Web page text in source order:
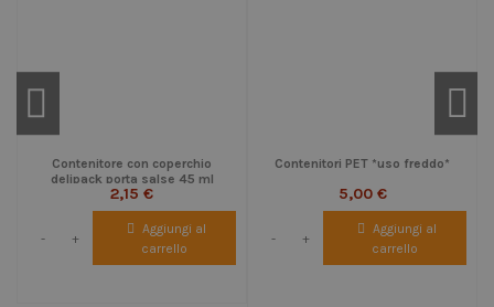
Contenitore con coperchio
delipack porta salse 45 ml
2,15 €
- +
Aggiungi al
carrello
Contenitori PET *uso freddo*
5,00 €
- +
Aggiungi al
carrello